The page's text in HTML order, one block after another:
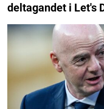
deltagandet i Let's